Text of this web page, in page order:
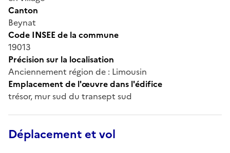
Canton
Beynat
Code INSEE de la commune
19013
Précision sur la localisation
Anciennement région de : Limousin
Emplacement de l'œuvre dans l'édifice
trésor, mur sud du transept sud
Déplacement et vol